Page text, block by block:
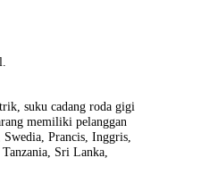
suku cadang roda gigi
memiliki pelanggan
Prancis, Inggris,
Sri Lanka,